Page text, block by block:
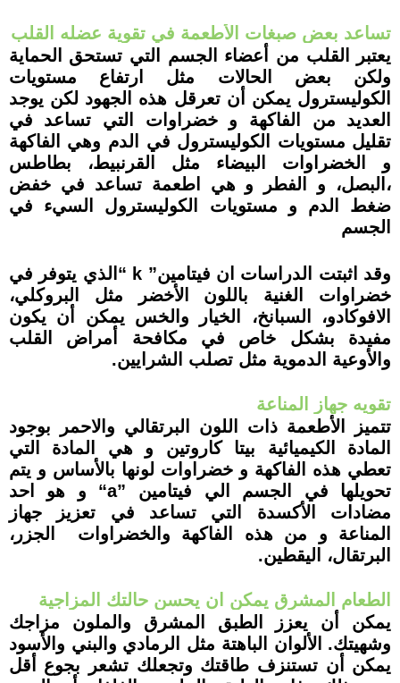
تساعد بعض صبغات الأطعمة في تقوية عضله القلب
يعتبر القلب من أعضاء الجسم التي تستحق الحماية
ولكن بعض الحالات مثل ارتفاع مستويات
الكوليسترول يمكن أن تعرقل هذه الجهود لكن يوجد
العديد من الفاكهة و خضراوات التي تساعد في
تقليل مستويات الكوليسترول في الدم وهي الفاكهة
و الخضراوات البيضاء مثل القرنبيط، بطاطس
،البصل، و الفطر و هي اطعمة تساعد في خفض
ضغط الدم و مستويات الكوليسترول السيء في
الجسم
وقد اثبتت الدراسات ان فيتامين”
k
“ الذي يتوفر في
خضراوات الغنية باللون الأخضر مثل البروكلي،
الافوكادو، السبانخ، الخيار والخس يمكن أن يكون
مفيدة بشكل خاص في مكافحة أمراض القلب
والأوعية الدموية مثل تصلب الشرايين.
تقويه جهاز المناعة
تتميز الأطعمة ذات اللون البرتقالي والاحمر بوجود
المادة الكيميائية بيتا كاروتين و هي المادة التي
تعطي هذه الفاكهة و خضراوات لونها بالأساس و يتم
تحويلها في الجسم الي فيتامين “a” و هو احد
مضادات الأكسدة التي تساعد في تعزيز جهاز
المناعة و من هذه الفاكهة والخضراوات الجزر،
البرتقال، اليقطين.
الطعام المشرق يمكن ان يحسن حالتك المزاجية
يمكن أن يعزز الطبق المشرق والملون مزاجك
وشهيتك. الألوان الباهتة مثل الرمادي والبني والأسود
يمكن أن تستنزف طاقتك وتجعلك تشعر بجوع أقل